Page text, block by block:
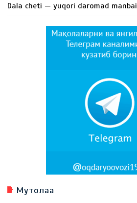
Dala cheti — yuqori daromad manbai
Мутолаа